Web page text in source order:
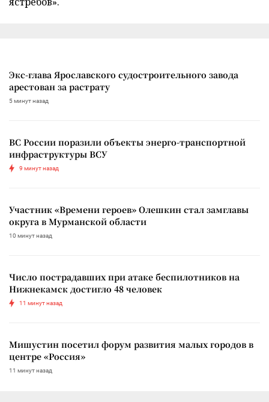
Экс-глава Ярославского судостроительного завода
арестован за растрату
5 минут назад
ВС России поразили объекты энерго-транспортной
инфраструктуры ВСУ
9 минут назад
Участник «Времени героев» Олешкин стал замглавы
округа в Мурманской области
10 минут назад
Число пострадавших при атаке беспилотников на
Нижнекамск достигло 48 человек
11 минут назад
Мишустин посетил форум развития малых городов в
центре «Россия»
11 минут назад